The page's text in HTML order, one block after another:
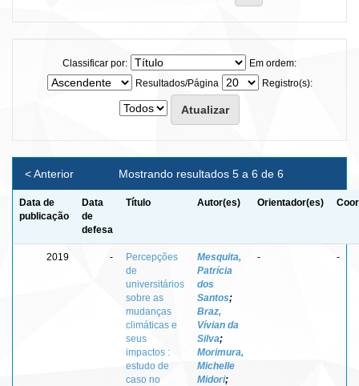
Classificar por:
Em ordem:
Resultados/Página
Registro(s):
Mostrando resultados 5 a 6 de 6
< Anterior
Data de
publicação
Data
de
defesa
Título Autor(es) Orientador(es)
2019 -
Percepções
de
universitários
sobre as
mudanças
climáticas e
seus
impactos :
estudo de
caso no
Mesquita,
Patrícia
dos
Santos;
Braz,
Vívian da
Silva;
Morimura,
Michelle
Midori;
- -